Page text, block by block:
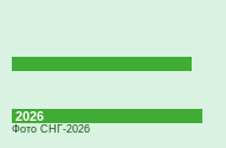
2026
Фото СНГ-2026